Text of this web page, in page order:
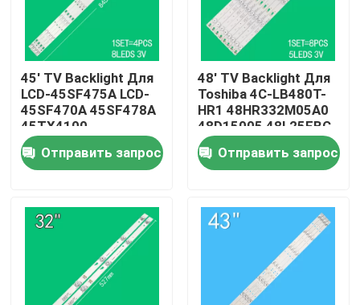
Путешествие фабрики
Проверка качества
Свяжитесь мы
Спросите цитату
Заднее освещение телевизоров на светодиодных
45' TV Backlight Для
LCD-45SF475A LCD-
45SF470A 45SF478A
45TX4100
3P45UM003 A0
3P45UM001 A9
ECHOM-0345UM002
Отправить запрос
48' TV Backlight Для
Toshiba 4C-LB480T-
HR1 48HR332M05A0
48D15005 48L25EBC
48L26CMC 48L2600C
48L2500C
Отправить запрос